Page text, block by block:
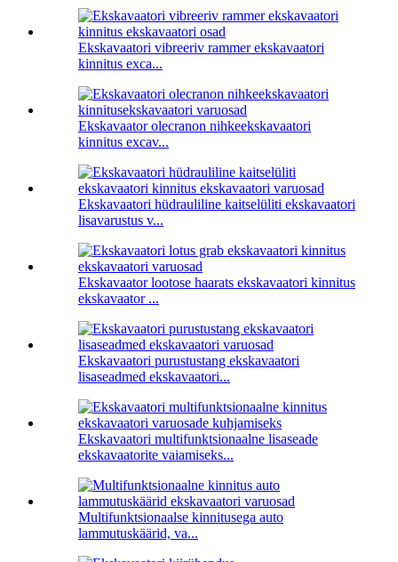
Ekskavaatori vibreeriv rammer ekskavaatori
kinnitus exca...
Ekskavaator olecranon nihkeekskavaatori
kinnitus excav...
Ekskavaatori hüdrauliline kaitselüliti ekskavaatori
lisavarustus v...
Ekskavaator lootose haarats ekskavaatori kinnitus
ekskavaator ...
Ekskavaatori purustustang ekskavaatori
lisaseadmed ekskavaatori...
Ekskavaatori multifunktsionaalne lisaseade
ekskavaatorite vaiamiseks...
Multifunktsionaalse kinnitusega auto
lammutuskäärid, va...